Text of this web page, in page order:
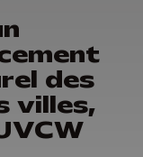
des
villes,